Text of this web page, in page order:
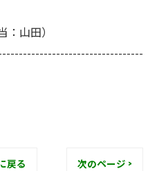
：山田）
戻る 次のページ >